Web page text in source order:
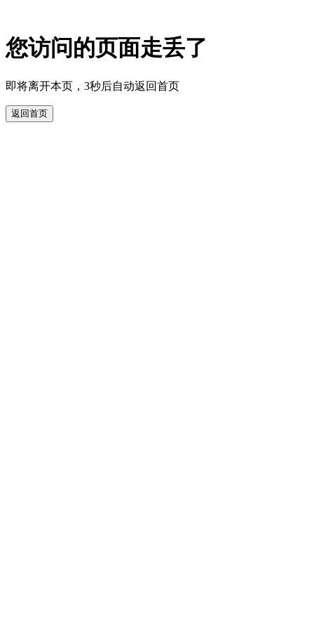
您访问的页面走丢了
即将离开本页，3秒后自动返回首页
返回首页